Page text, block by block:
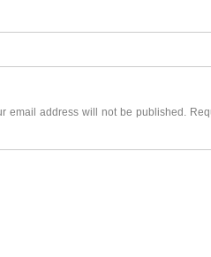
email address will not be published.